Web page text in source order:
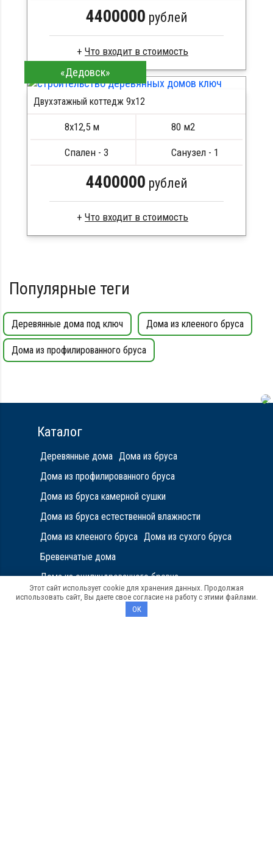
4400000 рублей
Что входит в стоимость
Профилированный брус
Стропила, балки 50х200 мм
Кровля металлочерепица
Метизы, саморезы, гвозди
Металлические сваи 108 диаметр
«Дедовск»
Двухэтажный коттедж 9х12
8х12,5 м 80 м2
Спален - 3 Санузел - 1
4400000 рублей
Что входит в стоимость
Брус камерной сушки
Метизы, саморезы, гвозди
Сборка на березовые нагеля, джут
Металлические сваи 108 диаметр
Популярные теги
Деревянные дома под ключ Дома из клееного бруса
Дома из профилированного бруса
Каталог
Деревянные дома Дома из бруса
Дома из профилированного бруса
Дома из бруса камерной сушки
Дома из бруса естественной влажности
Дома из клееного бруса Дома из сухого бруса
Бревенчатые дома
Дома из оцилиндрованного бревна
Проекты
Этот сайт использует cookie для хранения данных. Продолжая
использовать сайт, Вы даете свое согласие на работу с этими файлами.
OK